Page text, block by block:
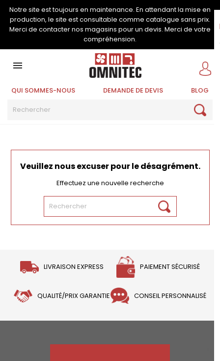
Notre site est toujours en maintenance. En attendant la mise en
production, le site est consultable comme catalogue sans prix.
Merci de contacter nos magasins pour un devis. Merci de votre
compréhension.

QUI SOMMES-NOUS DEMANDE DE DEVIS BLOG
Veuillez nous excuser pour le désagrément.
Effectuez une nouvelle recherche
LIVRAISON EXPRESS PAIEMENT SÉCURISÉ
QUALITÉ/PRIX GARANTIE CONSEIL PERSONNALISÉ